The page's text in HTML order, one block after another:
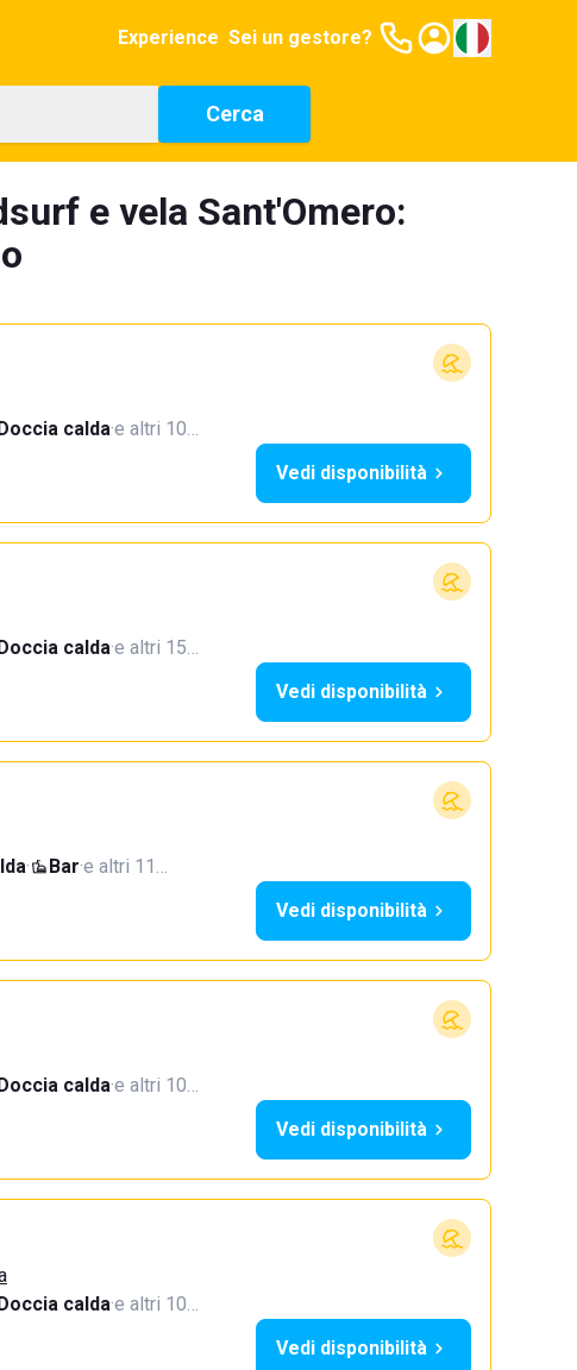
Experience Sei un gestore?
Cerca
e vela Sant'Omero:
calda·e altri 10…
Vedi disponibilità
calda·e altri 15…
Vedi disponibilità
· Bar·e altri 11…
Vedi disponibilità
calda·e altri 10…
Vedi disponibilità
calda·e altri 10…
Vedi disponibilità